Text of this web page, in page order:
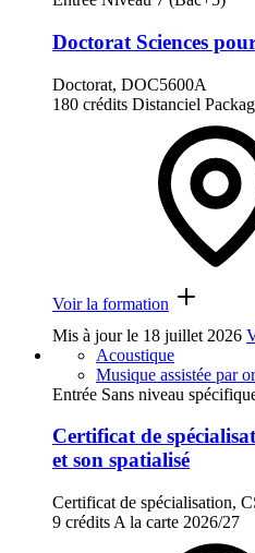
Doctorat Sciences
Doctorat, DOC5600A
180 crédits Distanciel
Voir la formation
Mis à jour le 18 juillet 2026
Acoustique
Musique assistée par
Entrée Sans niveau
Certificat de
et son spatialisé
Certificat de spécialisation,
9 crédits A la carte 2026/27